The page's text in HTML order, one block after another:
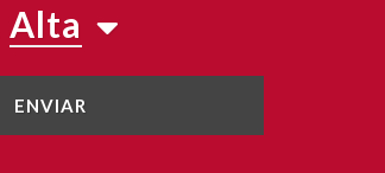
Alta
ENVIAR